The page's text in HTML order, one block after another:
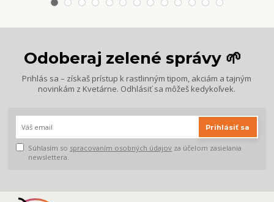
Odoberaj zelené správy 🌱
Prihlás sa – získaš prístup k rastlinným tipom, akciám a tajným
novinkám z Kvetárne. Odhlásiť sa môžeš kedykoľvek.
Prihlásiť sa
Súhlasím so spracovaním osobných údajov za účelom zasielania
newslettera.